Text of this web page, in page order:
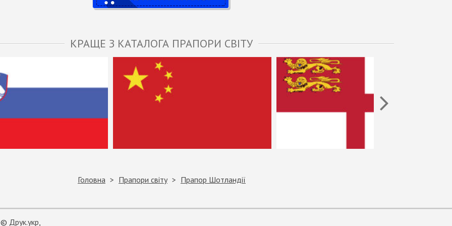
КРАЩЕ З КАТАЛОГА ПРАПОРИ СВІТУ
Головна Прапори світу Прапор Шотландії
© Друк.укр